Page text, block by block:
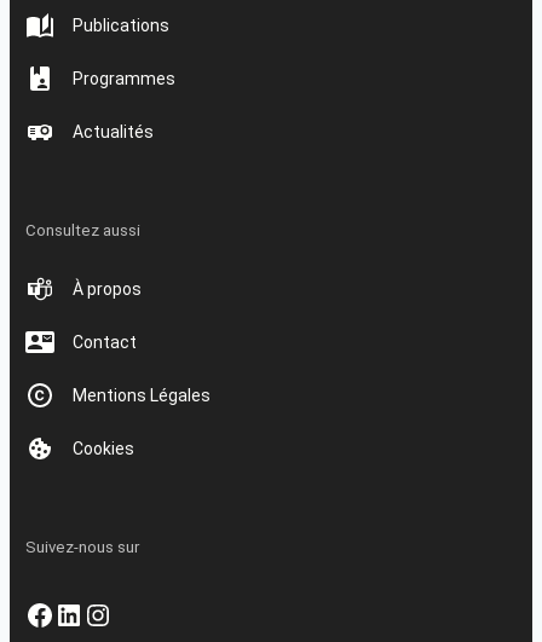
Publications
Programmes
Actualités
Consultez aussi
À propos
Contact
Mentions Légales
Cookies
Suivez-nous sur
Facebook
LinkedIn
Instagram